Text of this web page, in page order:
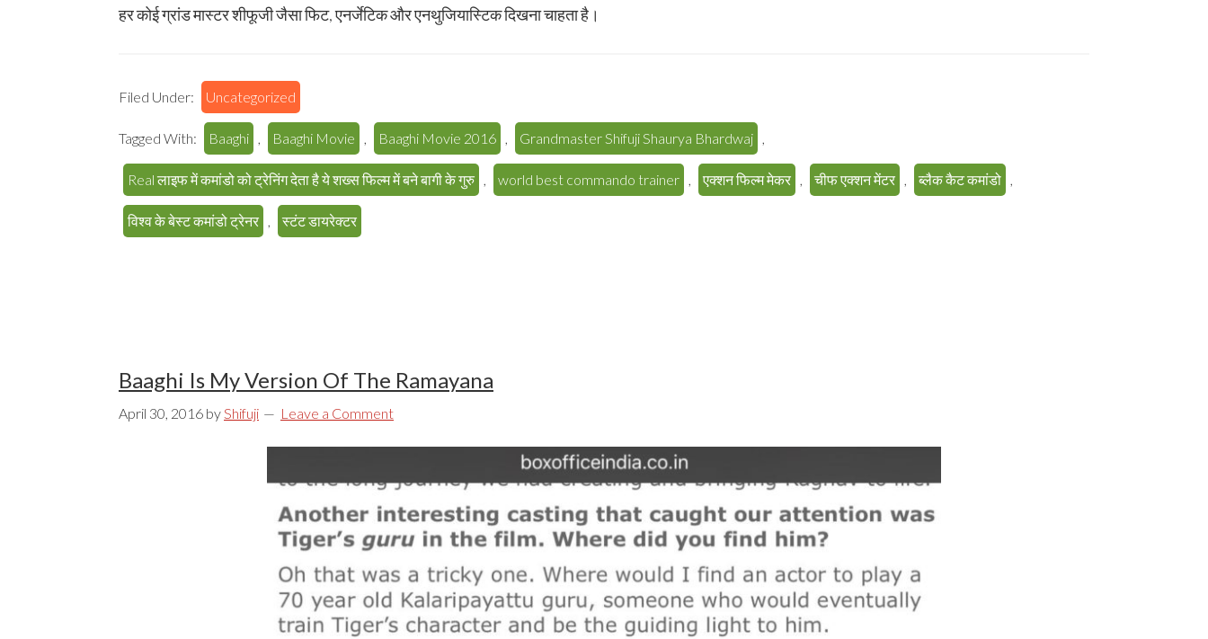
हर कोई ग्रांड मास्टर शीफूजी जैसा फिट, एनर्जेटिक और एनथुजियास्टिक दिखना चाहता है।
Filed Under: Uncategorized
Tagged With: Baaghi , Baaghi Movie , Baaghi Movie 2016 , Grandmaster Shifuji Shaurya Bhardwaj ,
Real लाइफ में कमांडो को ट्रेनिंग देता है ये शख्स फिल्म में बने बागी के गुरु , world best commando trainer , एक्शन फिल्म मेकर , चीफ एक्शन मेंटर , ब्लैक कैट कमांडो ,
विश्व के बेस्ट कमांडो ट्रेनर , स्टंट डायरेक्टर
Baaghi Is My Version Of The Ramayana
April 30, 2016 byShifuji Leave a Comment